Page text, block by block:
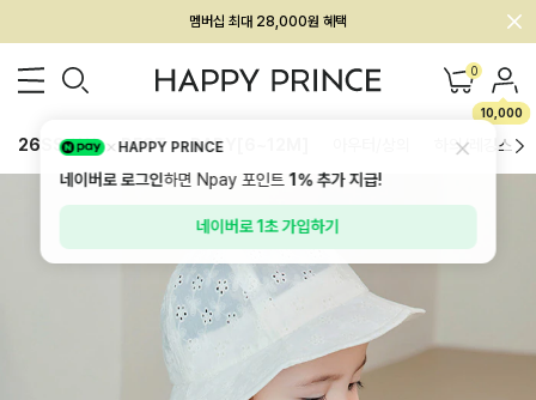
회원전용 아울렛, 가입하면 ~60% 할인!
멤버십 최대 28,000원 혜택 0
10,000
26SS 신상 BEST BABY[6~12M] 하의/레깅스
HAPPY PRINCE
네이버로 로그인하면 Npay 포인트1%추가 지급!
네이버로 1초 가입하기